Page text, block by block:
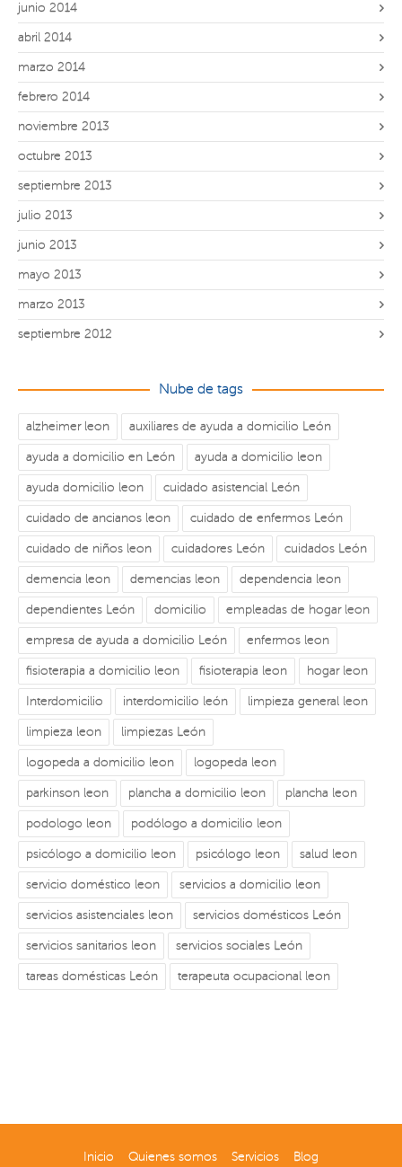
junio 2014
abril 2014
marzo 2014
febrero 2014
noviembre 2013
octubre 2013
septiembre 2013
julio 2013
junio 2013
mayo 2013
marzo 2013
septiembre 2012
Nube de tags
alzheimer leon auxiliares de ayuda a domicilio León
ayuda a domicilio en León ayuda a domicilio leon
ayuda domicilio leon cuidado asistencial León
cuidado de ancianos leon cuidado de enfermos León
cuidado de niños leon cuidadores León cuidados León
demencia leon demencias leon dependencia leon
dependientes León domicilio empleadas de hogar leon
empresa de ayuda a domicilio León enfermos leon
fisioterapia a domicilio leon fisioterapia leon hogar leon
Interdomicilio interdomicilio león limpieza general leon
limpieza leon limpiezas León
logopeda a domicilio leon logopeda leon
parkinson leon plancha a domicilio leon plancha leon
podologo leon podólogo a domicilio leon
psicólogo a domicilio leon psicólogo leon salud leon
servicio doméstico leon servicios a domicilio leon
servicios asistenciales leon servicios domésticos León
servicios sanitarios leon servicios sociales León
tareas domésticas León terapeuta ocupacional leon
Inicio Quienes somos Servicios Blog